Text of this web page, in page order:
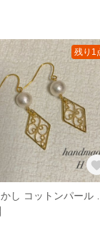
残り1